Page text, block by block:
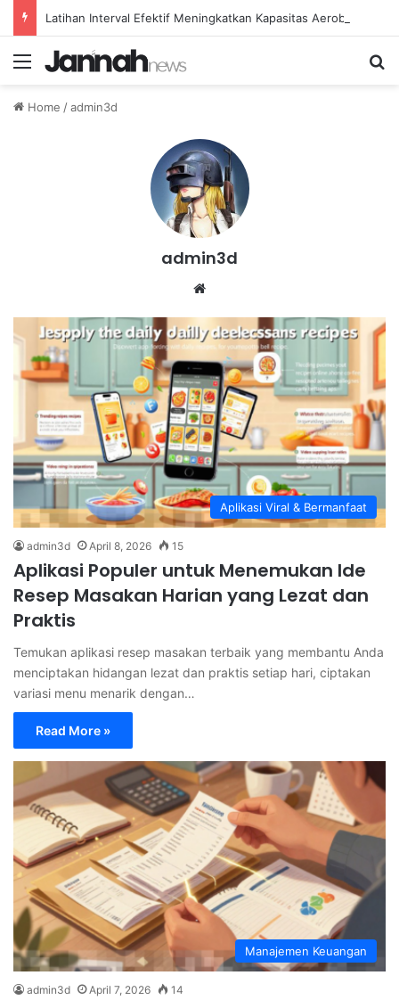
Menu
Home /admin3d
admin3d
Aplikasi Viral & Bermanfaat
admin3d April 8, 2026 15
Aplikasi Populer untuk Menemukan Ide
Resep Masakan Harian yang Lezat dan
Praktis
Temukan aplikasi resep masakan terbaik yang membantu Anda
menciptakan hidangan lezat dan praktis setiap hari, ciptakan
variasi menu menarik dengan…
Read More »
Manajemen Keuangan
admin3d April 7, 2026 14